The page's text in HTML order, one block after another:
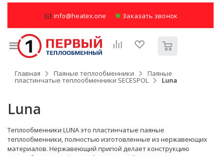
info@heatex.one Заказать звонок
Главная Паяные теплообменники Паяные
пластинчатые теплообменники SECESPOL Luna
Luna
Теплообменники LUNA это пластинчатые паяные
теплообменники, полностью изготовленные из нержавеющих
материалов. Нержавеющий припой делает конструкцию